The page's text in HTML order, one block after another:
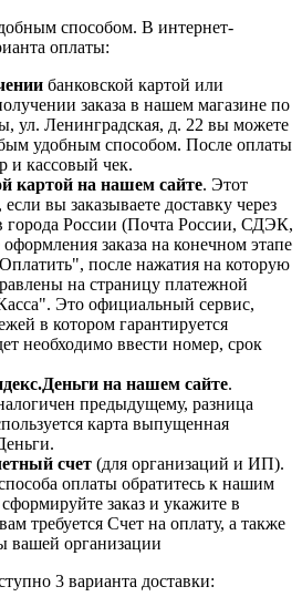
способом. В интернет-
оплаты:
банковской картой или
заказа в нашем магазине по
ул. Ленинградская, д. 22 вы можете
удобным способом. После оплаты
и кассовый чек.
картой на нашем сайте. Этот
если вы заказываете доставку через
города России (Почта России, СДЭК,
заказа на конечном этапе
после нажатия на которую
на страницу платежной
Это официальный сервис,
в котором гарантируется
необходимо ввести номер, срок
на нашем сайте.
предыдущему, разница
карта выпущенная
счет (для организаций и ИП).
оплаты обратитесь к нашим
заказ и укажите в
требуется Счет на оплату, а также
вашей организации
3 варианта доставки: